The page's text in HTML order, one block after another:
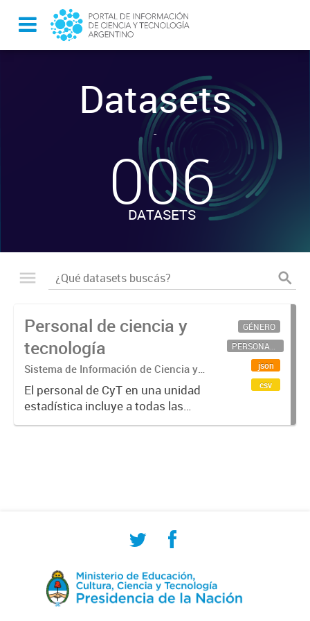
Datasets
-
006
DATASETS
Personal de ciencia y
tecnología
Sistema de Información de Ciencia y
Tecnología Argentino (SICYTAR)
El personal de CyT en una unidad
estadística incluye a todas las
personas involucradas
GÉNERO
PERSONAL CIENTÍFICO-TECNOLÓGICO
json
csv